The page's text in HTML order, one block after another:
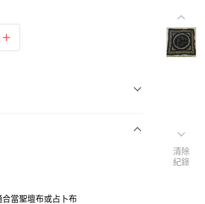
當聖壇布或占卜布
清除
紀錄